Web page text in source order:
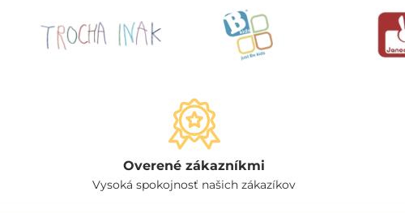
Overené zákazníkmi
Vysoká spokojnosť našich zákazíkov